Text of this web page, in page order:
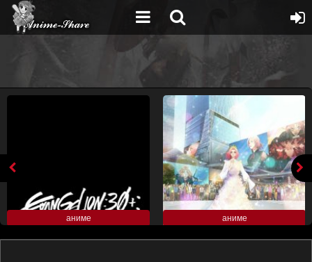
аниме аниме